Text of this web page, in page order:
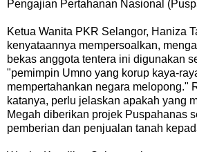
Pengajian Pertahanan Nasional
Ketua Wanita PKR Selangor, Haniza
kenyataannya mempersoalkan,
bekas anggota tentera ini digunakan
"pemimpin Umno yang korup kaya-
mempertahankan negara melopong."
katanya, perlu jelaskan apakah yang
Megah diberikan projek Puspahanas
pemberian dan penjualan tanah